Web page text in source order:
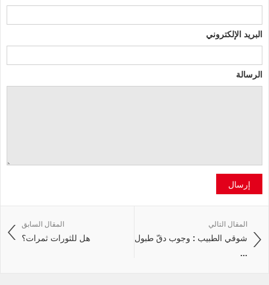
البريد الإلكتروني
الرسالة
إرسال
المقال السابق
هل للثورات ثمرات؟
المقال التالي
شوقي الطبيب : وجوب دقّ طبول
...